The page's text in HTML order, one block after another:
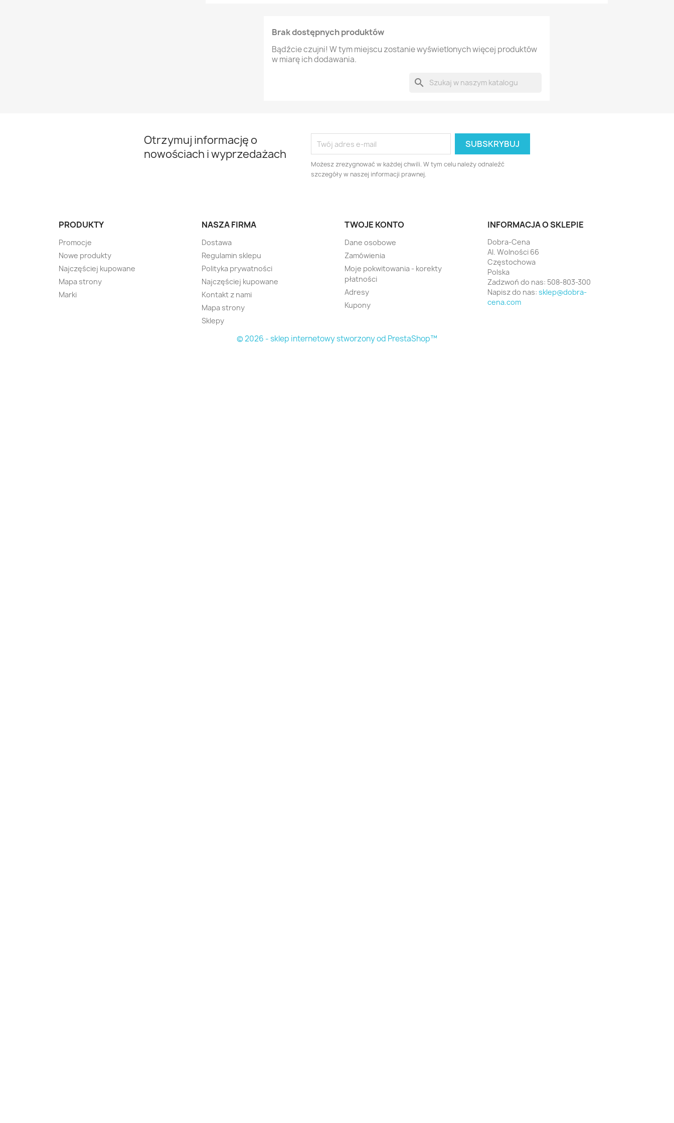
Brak dostępnych produktów
Bądźcie czujni! W tym miejscu zostanie wyświetlonych więcej produktów
w miarę ich dodawania.
search
Otrzymuj informację o
nowościach i wyprzedażach
Możesz zrezygnować w każdej chwili. W tym celu należy odnaleźć
szczegóły w naszej informacji prawnej.
PRODUKTY
Promocje
Nowe produkty
Najczęściej kupowane
Mapa strony
Marki
NASZA FIRMA
Dostawa
Regulamin sklepu
Polityka prywatności
Najczęściej kupowane
Kontakt z nami
Mapa strony
Sklepy
TWOJE KONTO
Dane osobowe
Zamówienia
Moje pokwitowania - korekty
płatności
Adresy
Kupony
INFORMACJA O SKLEPIE
Dobra-Cena
Al. Wolności 66
Częstochowa
Polska
Zadzwoń do nas: 508-803-300
Napisz do nas: sklep@dobra-
cena.com
© 2026 - sklep internetowy stworzony od PrestaShop™